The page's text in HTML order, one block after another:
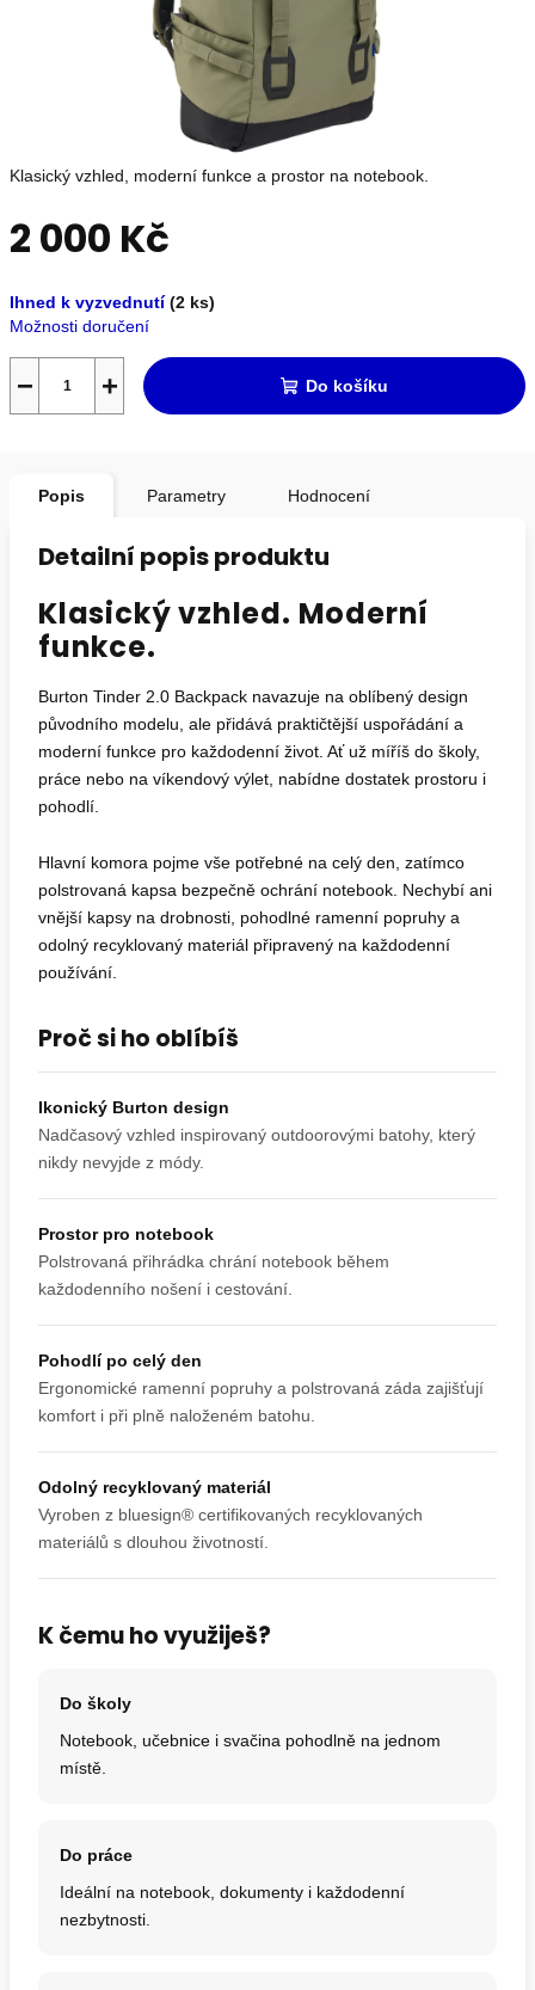
Nevíte
si
rady?
Poradíme
výběrem.
+420739230026
Klasický vzhled, moderní funkce a prostor na notebook.
2 000 Kč
cena:
Ihned k vyzvednutí(2 ks)
Možnosti doručení
+
− Do košíku
Popis Parametry Hodnocení
Detailní popis produktu
Klasický vzhled. Moderní
funkce.
Burton Tinder 2.0 Backpack navazuje na oblíbený design
původního modelu, ale přidává praktičtější uspořádání a
moderní funkce pro každodenní život. Ať už míříš do školy,
práce nebo na víkendový výlet, nabídne dostatek prostoru i
pohodlí.
Hlavní komora pojme vše potřebné na celý den, zatímco
polstrovaná kapsa bezpečně ochrání notebook. Nechybí ani
vnější kapsy na drobnosti, pohodlné ramenní popruhy a
odolný recyklovaný materiál připravený na každodenní
používání.
Proč si ho oblíbíš
Ikonický Burton design
Nadčasový vzhled inspirovaný outdoorovými batohy, který
nikdy nevyjde z módy.
Prostor pro notebook
Polstrovaná přihrádka chrání notebook během
každodenního nošení i cestování.
Pohodlí po celý den
Ergonomické ramenní popruhy a polstrovaná záda zajišťují
komfort i při plně naloženém batohu.
Odolný recyklovaný materiál
Vyroben z bluesign® certifikovaných recyklovaných
materiálů s dlouhou životností.
K čemu ho využiješ?
Do školy
Notebook, učebnice i svačina pohodlně na jednom
místě.
Do práce
Ideální na notebook, dokumenty i každodenní
nezbytnosti.